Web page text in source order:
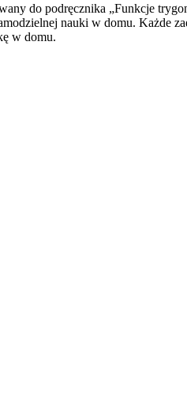
do podręcznika „Funkcje
nauki w domu. Każde
w domu.